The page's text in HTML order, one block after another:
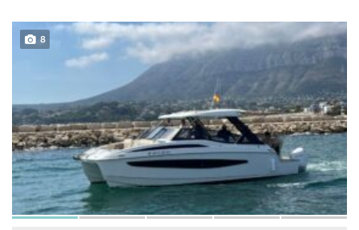
8